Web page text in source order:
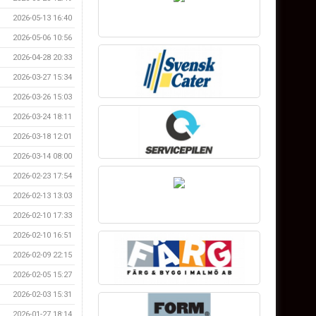
2026-05-13 16:40
2026-05-06 10:56
2026-04-28 20:33
2026-03-27 15:34
2026-03-26 15:03
2026-03-24 18:11
2026-03-18 12:01
2026-03-14 08:00
2026-02-23 17:54
2026-02-13 13:03
2026-02-10 17:33
2026-02-10 16:51
2026-02-09 22:15
2026-02-05 15:27
2026-02-03 15:31